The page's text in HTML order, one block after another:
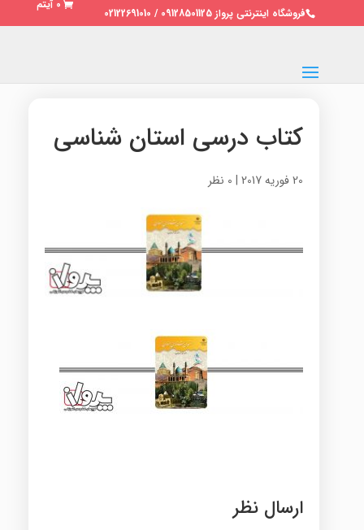
فروشگاه اینترنتی پرواز 09128501125 / 02122691010
0 آیتم
کتاب درسی استان شناسی
20 فوریه 2017 | 0 نظر
ارسال نظر